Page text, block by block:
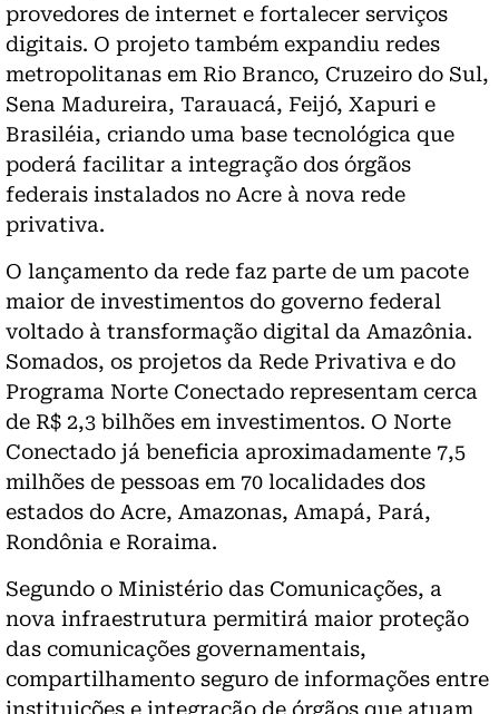
provedores de internet e fortalecer serviços
digitais. O projeto também expandiu redes
metropolitanas em Rio Branco, Cruzeiro do Sul,
Sena Madureira, Tarauacá, Feijó, Xapuri e
Brasiléia, criando uma base tecnológica que
poderá facilitar a integração dos órgãos
federais instalados no Acre à nova rede
privativa.
O lançamento da rede faz parte de um pacote
maior de investimentos do governo federal
voltado à transformação digital da Amazônia.
Somados, os projetos da Rede Privativa e do
Programa Norte Conectado representam cerca
de R$ 2,3 bilhões em investimentos. O Norte
Conectado já beneficia aproximadamente 7,5
milhões de pessoas em 70 localidades dos
estados do Acre, Amazonas, Amapá, Pará,
Rondônia e Roraima.
Segundo o Ministério das Comunicações, a
nova infraestrutura permitirá maior proteção
das comunicações governamentais,
compartilhamento seguro de informações entre
instituições e integração de órgãos que atuam